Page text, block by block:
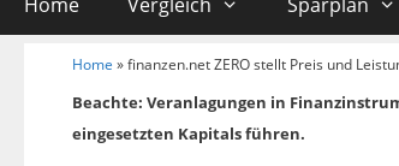
Home »finanzen.net ZERO stellt Preis und
Beachte: Veranlagungen in
eingesetzten Kapitals führen.